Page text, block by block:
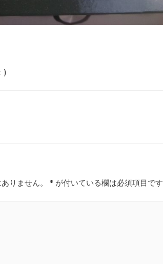
)
りません。 * が付いている欄は必須項目です